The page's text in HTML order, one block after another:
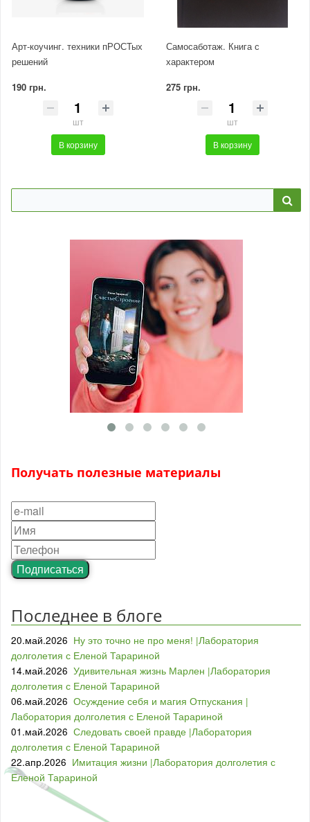
Арт-коучинг. техники пРОСТых
решений
190 грн.
шт
В корзину
Самосаботаж. Книга с
характером
275 грн.
шт
В корзину
Получать полезные материалы
Подписаться
Последнее в блоге
20.май.2026 Ну это точно не про меня! |Лаборатория
долголетия с Еленой Тарариной
14.май.2026 Удивительная жизнь Марлен |Лаборатория
долголетия с Еленой Тарариной
06.май.2026 Осуждение себя и магия Отпускания |
Лаборатория долголетия с Еленой Тарариной
01.май.2026 Следовать своей правде |Лаборатория
долголетия с Еленой Тарариной
22.апр.2026 Имитация жизни |Лаборатория долголетия с
Еленой Тарариной